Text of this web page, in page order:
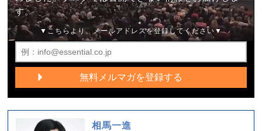
す。
▼こちらより、メールアドレスを登録してください▼
相馬一進